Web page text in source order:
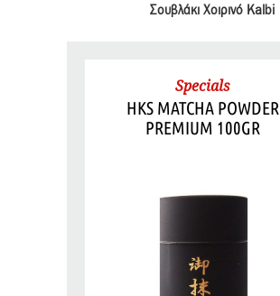
Σουβλάκι Χοιρινό Kalbi
Specials
HKS MATCHA POWDER
PREMIUM 100GR